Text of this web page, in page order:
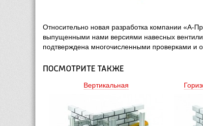
Относительно новая разработка компании
выпущенными нами версиями навесных
подтверждена многочисленными проверками и
ПОСМОТРИТЕ ТАКЖЕ
Вертикальная